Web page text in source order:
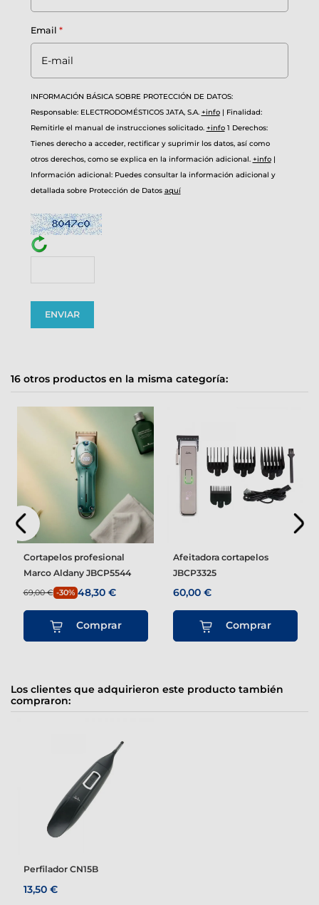
Email *
INFORMACIÓN BÁSICA SOBRE PROTECCIÓN DE DATOS:
Responsable: ELECTRODOMÉSTICOS JATA, S.A. +info | Finalidad:
Remitirle el manual de instrucciones solicitado. +info1 Derechos:
Tienes derecho a acceder, rectificar y suprimir los datos, así como
otros derechos, como se explica en la información adicional. +info|
Información adicional: Puedes consultar la información adicional y
detallada sobre Protección de Datos aquí
16 otros productos en la misma categoría:
Cortapelos profesional
Marco Aldany JBCP5544
69,00 € -30% 48,30 €
Comprar
Afeitadora cortapelos
JBCP3325
60,00 €
Comprar
Los clientes que adquirieron este producto también
compraron:
Perfilador CN15B
13,50 €